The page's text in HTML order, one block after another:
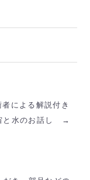
による解説付き
と水のお話し →